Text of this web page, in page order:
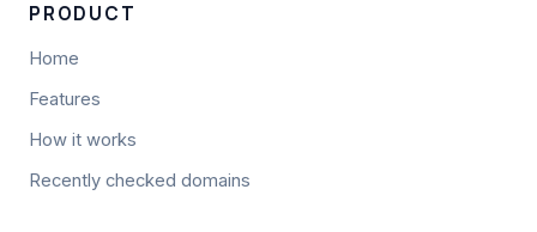
PRODUCT
Home
Features
How it works
Recently checked domains